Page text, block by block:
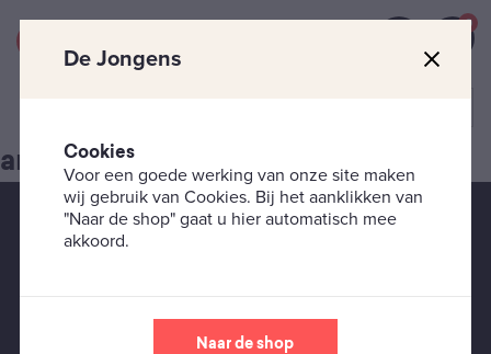
0
archive
Service van De Jongens
De Jongens
Cookies
Voor een goede werking van onze site maken
wij gebruik van Cookies. Bij het aanklikken van
"Naar de shop" gaat u hier automatisch mee
akkoord.
Naar de shop